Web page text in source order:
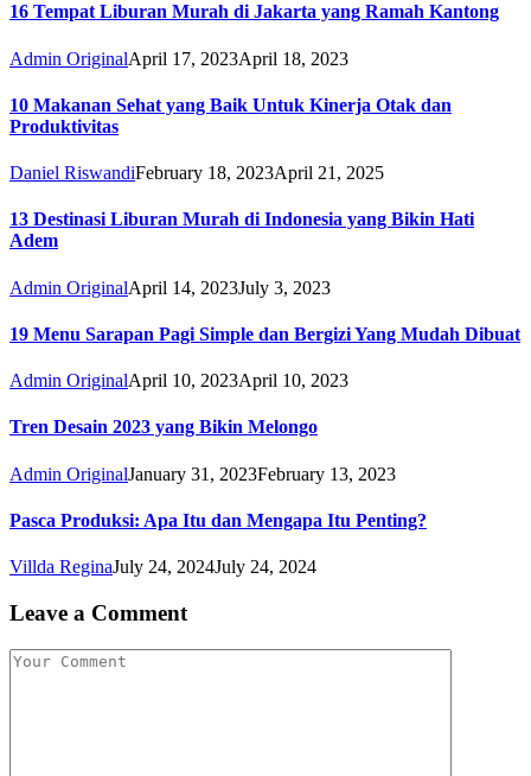
16 Tempat Liburan Murah di Jakarta yang Ramah Kantong
Admin OriginalApril 17, 2023April 18, 2023
10 Makanan Sehat yang Baik Untuk Kinerja Otak dan
Produktivitas
Daniel RiswandiFebruary 18, 2023April 21, 2025
13 Destinasi Liburan Murah di Indonesia yang Bikin Hati
Adem
Admin OriginalApril 14, 2023July 3, 2023
19 Menu Sarapan Pagi Simple dan Bergizi Yang Mudah Dibuat
Admin OriginalApril 10, 2023April 10, 2023
Tren Desain 2023 yang Bikin Melongo
Admin OriginalJanuary 31, 2023February 13, 2023
Pasca Produksi: Apa Itu dan Mengapa Itu Penting?
Villda ReginaJuly 24, 2024July 24, 2024
Leave a Comment